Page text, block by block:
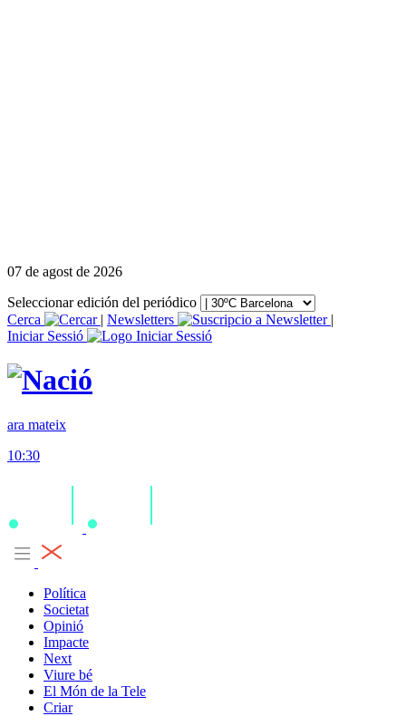
07 de agost de 2026
Seleccionar edición del periódico
Cerca
| Newsletters
|
Iniciar Sessió
ara mateix
10:30
Política
Societat
Opinió
Impacte
Next
Viure bé
El Món de la Tele
Criar